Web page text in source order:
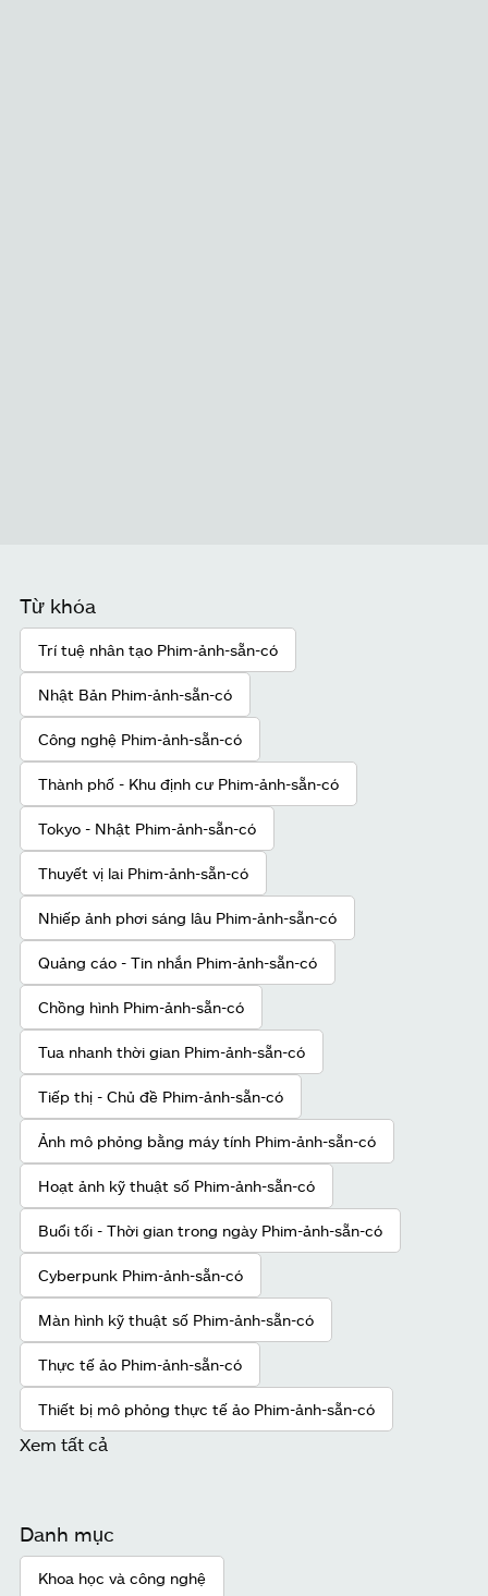
Từ khóa
Trí tuệ nhân tạo Phim-ảnh-sẵn-có
Nhật Bản Phim-ảnh-sẵn-có
Công nghệ Phim-ảnh-sẵn-có
Thành phố - Khu định cư Phim-ảnh-sẵn-có
Tokyo - Nhật Phim-ảnh-sẵn-có
Thuyết vị lai Phim-ảnh-sẵn-có
Nhiếp ảnh phơi sáng lâu Phim-ảnh-sẵn-có
Quảng cáo - Tin nhắn Phim-ảnh-sẵn-có
Chồng hình Phim-ảnh-sẵn-có
Tua nhanh thời gian Phim-ảnh-sẵn-có
Tiếp thị - Chủ đề Phim-ảnh-sẵn-có
Ảnh mô phỏng bằng máy tính Phim-ảnh-sẵn-có
Hoạt ảnh kỹ thuật số Phim-ảnh-sẵn-có
Buổi tối - Thời gian trong ngày Phim-ảnh-sẵn-có
Cyberpunk Phim-ảnh-sẵn-có
Màn hình kỹ thuật số Phim-ảnh-sẵn-có
Thực tế ảo Phim-ảnh-sẵn-có
Thiết bị mô phỏng thực tế ảo Phim-ảnh-sẵn-có
Xem tất cả
Danh mục
Khoa học và công nghệ